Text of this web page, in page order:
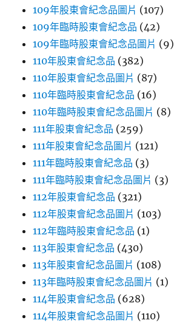
109年股東會紀念品圖片 (107)
109年臨時股東會紀念品 (42)
109年臨時股東會紀念品圖片 (9)
110年股東會紀念品 (382)
110年股東會紀念品圖片 (87)
110年臨時股東會紀念品 (16)
110年臨時股東會紀念品圖片 (8)
111年股東會紀念品 (259)
111年股東會紀念品圖片 (121)
111年臨時股東會紀念品 (3)
111年臨時股東會紀念品圖片 (3)
112年股東會紀念品 (321)
112年股東會紀念品圖片 (103)
112年臨時股東會紀念品 (1)
113年股東會紀念品 (430)
113年股東會紀念品圖片 (108)
113年臨時股東會紀念品圖片 (1)
114年股東會紀念品 (628)
114年股東會紀念品圖片 (110)